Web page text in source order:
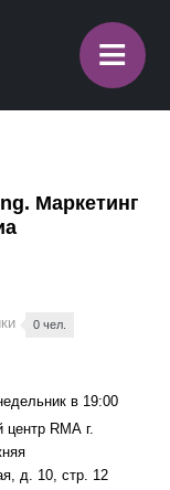
≡
Маркетинг
0 чел.
в 19:00
центр RМА г.
д. 10, стр. 12